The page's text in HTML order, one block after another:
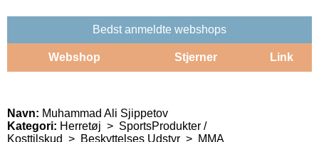
Bedst anmeldte webshops
Webshop Stjerner Link
Navn: Muhammad Ali Sjippetov
Kategori: Herretøj > SportsProdukter /
Kosttilskud > Beskyttelses Udstyr > MMA